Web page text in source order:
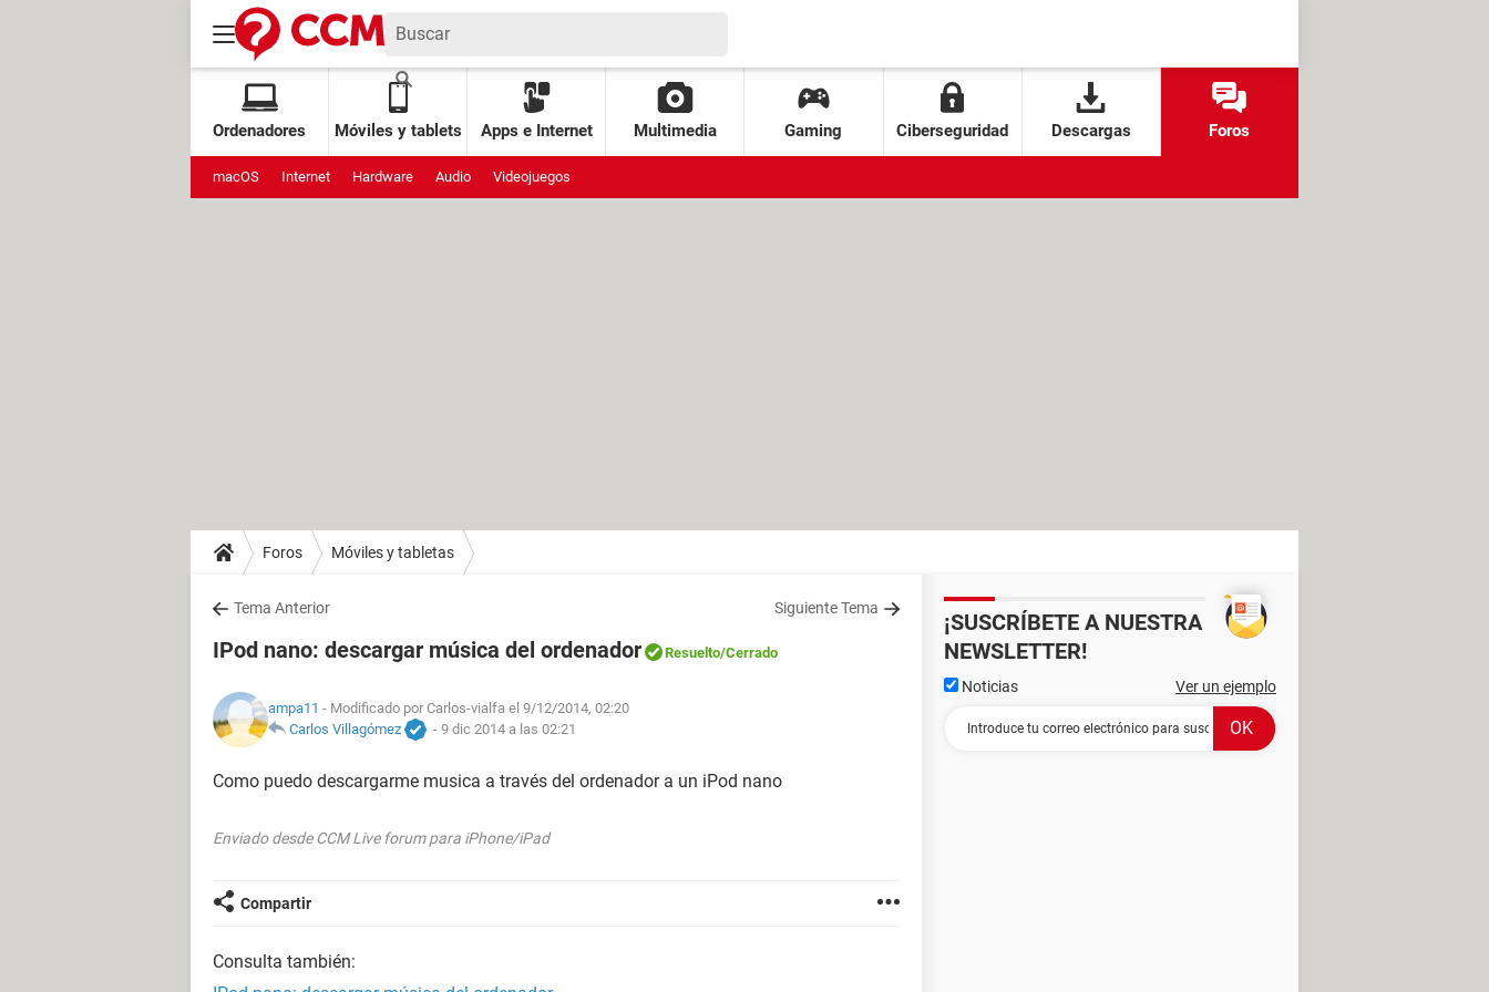
Ordenadores Móviles y tablets Apps e Internet Multimedia Gaming Ciberseguridad Descargas Foros
macOS Internet Hardware Audio Videojuegos
Foros Móviles y tabletas
Tema Anterior Siguiente Tema
IPod nano: descargar música del ordenador Resuelto/Cerrado
ampa11 - Modificado por Carlos-vialfa el 9/12/2014, 02:20
Carlos Villagómez
- 9 dic 2014 a las 02:21
Como puedo descargarme musica a través del ordenador a un iPod nano
Enviado desde CCM Live forum para iPhone/iPad
Compartir
Consulta también:
¡SUSCRÍBETE A NUESTRA
NEWSLETTER!
Noticias Ver un ejemplo